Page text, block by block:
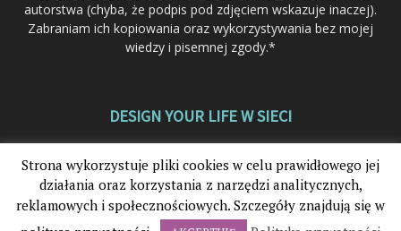
autorstwa (chyba, że podpis pod zdjęciem wskazuje inaczej).
Zabraniam ich kopiowania oraz wykorzystywania bez mojej
wiedzy i pisemnej zgody.*
DESIGN YOUR LIFE W SIECI
Strona wykorzystuje pliki cookies w celu prawidłowego jej
działania oraz korzystania z narzędzi analitycznych,
reklamowych i społecznościowych. Szczegóły znajdują się w